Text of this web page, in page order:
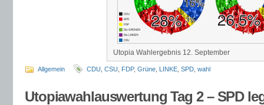
Utopia Wahlergebnis 12. September
Allgemein CDU CSU FDP, Grüne LINKE SPD wahl
Utopiawahlauswertung Tag 2 – SPD